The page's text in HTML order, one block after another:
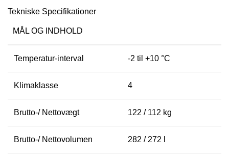
Tekniske Specifikationer
MÅL OG INDHOLD
Temperatur-interval -2 til +10 °C
Klimaklasse 4
Brutto-/ Nettovægt 122 / 112 kg
Brutto-/ Nettovolumen 282 / 272 l